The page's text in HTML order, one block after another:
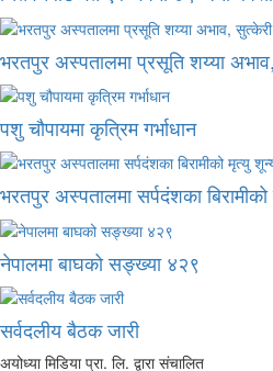
भरतपुर अस्पतालमा प्रसूति शय्या अभाव,
पशु चौपायमा कृत्रिम गर्भाधान
भरतपुर अस्पतालमा सर्पदंशका
नेपालमा बाघको सङ्ख्या ४२९
सर्वदलीय बैठक जारी
अयोध्या मिडिया प्रा. लि. द्वारा संचालित